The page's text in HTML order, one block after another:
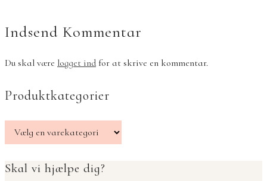
Indsend Kommentar
Du skal være logget ind for at skrive en kommentar.
Produktkategorier
Skal vi hjælpe dig?